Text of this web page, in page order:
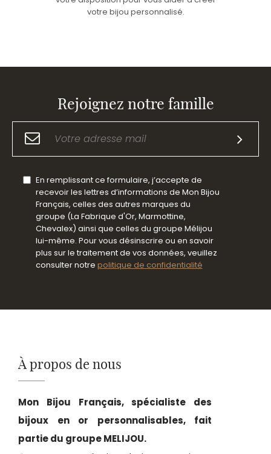
votre bijou personnalisé.
Rejoignez notre famille
En remplissant ce formulaire, j’accepte de
recevoir les lettres d’informations de Mon Bijou
Français, celles des autres marques du
groupe (La Fabrique d'Or, Marmottine,
Chevalex) ainsi que celles du groupe Mélijou
lui-même. Pour vous désinscrire ou en savoir
plus sur le traitement de vos données, veuillez
consulter notre politique de confidentialité
À propos de nous
Mon Bijou Français, spécialiste des
bijoux en or personnalisables, fait
partie du groupe MELIJOU.